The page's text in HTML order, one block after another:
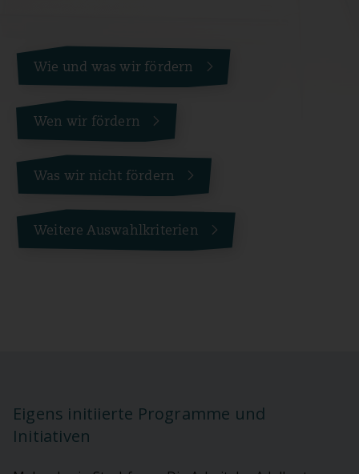
Wie und was wir fördern
Wen wir fördern
Was wir nicht fördern
Weitere Auswahlkriterien
Eigens initiierte Programme und
Initiativen